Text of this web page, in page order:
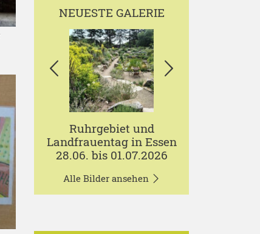
NEUESTE GALERIE
Ruhrgebiet und
Landfrauentag in Essen
28.06. bis 01.07.2026
Alle Bilder ansehen